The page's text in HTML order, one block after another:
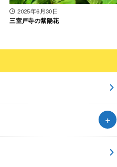
2025年6月30日
三室戸寺の紫陽花